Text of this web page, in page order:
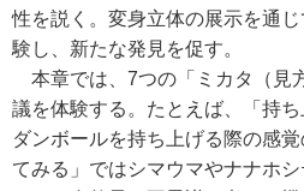
性を説く。変身立体の展示を通
験し、新たな発見を促す。
本章では、7つの「ミカタ（見
議を体験する。たとえば、「持
ダンボールを持ち上げる際の感
てみる」ではシマウマやナナホ